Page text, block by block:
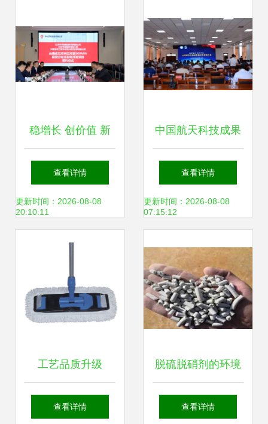
稳增长 创价值 新
能源绿色工厂与新
材料的全球实践
查看详情
更新时间：2026-08-08
20:10:11
中国航天科技成果
转化项目推介会 环
保科技领域的技术
查看详情
更新时间：2026-08-08
07:15:12
工艺品质升级
40CM美式平拖套
查看详情
脱硫脱硝剂的环境
影响 当前环保技术
查看详情